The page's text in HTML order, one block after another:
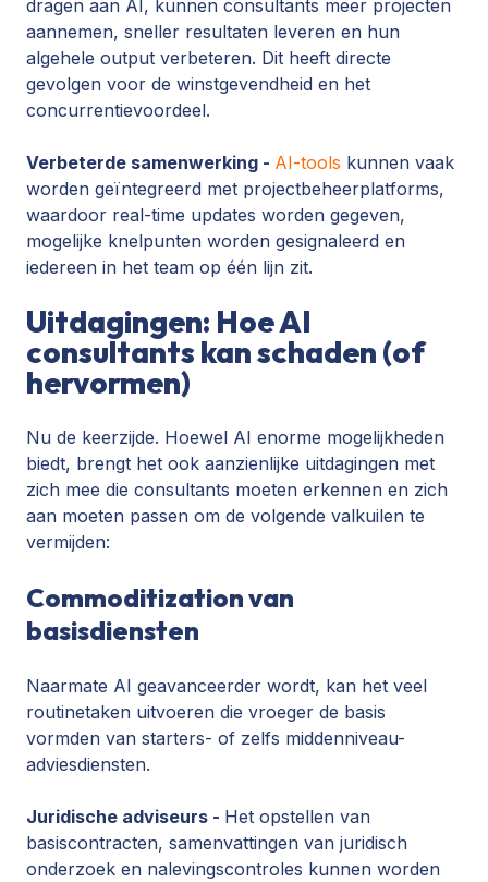
dragen aan AI, kunnen consultants meer projecten
aannemen, sneller resultaten leveren en hun
algehele output verbeteren. Dit heeft directe
gevolgen voor de winstgevendheid en het
concurrentievoordeel.
Verbeterde samenwerking - AI-tools kunnen vaak
worden geïntegreerd met projectbeheerplatforms,
waardoor real-time updates worden gegeven,
mogelijke knelpunten worden gesignaleerd en
iedereen in het team op één lijn zit.
Uitdagingen: Hoe AI
consultants kan schaden (of
hervormen)
Nu de keerzijde. Hoewel AI enorme mogelijkheden
biedt, brengt het ook aanzienlijke uitdagingen met
zich mee die consultants moeten erkennen en zich
aan moeten passen om de volgende valkuilen te
vermijden:
Commoditization van
basisdiensten
Naarmate AI geavanceerder wordt, kan het veel
routinetaken uitvoeren die vroeger de basis
vormden van starters- of zelfs middenniveau-
adviesdiensten.
Juridische adviseurs - Het opstellen van
basiscontracten, samenvattingen van juridisch
onderzoek en nalevingscontroles kunnen worden